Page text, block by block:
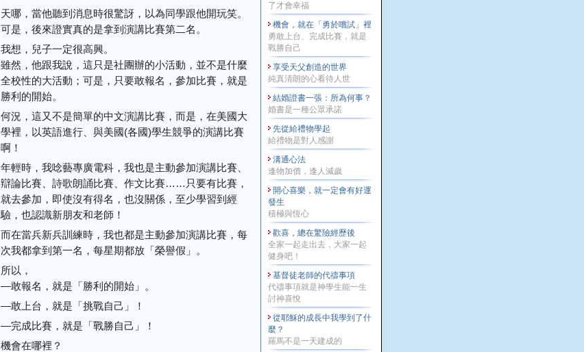
天哪，當他聽到消息時很驚訝，以為同學跟他開玩笑。
可是，後來證實真的是拿到演講比賽第二名。
我想，兒子一定很高興。
雖然，他跟我說，這只是社團辦的小活動，並不是什麼
全校性的大活動；可是，只要敢報名，參加比賽，就是
勝利的開始。
何況，這又不是簡單的中文演講比賽，而是，在美國大
學裡，以英語進行、與美國(各國)學生競爭的演講比賽
啊！
年輕時，我唸藝專廣電科，我也是主動參加演講比賽、
辯論比賽、詩歌朗誦比賽、作文比賽……只要有比賽，
就去參加，即使沒有得名，也沒關係，至少學習到經
驗，也認識新朋友和老師！
而在當兵新兵訓練時，我也都是主動參加演講比賽，每
次我都拿到第一名，每星期都放「榮譽假」。
所以，
—敢報名，就是「勝利的開始」。
—敢上台，就是「挑戰自己」！
—完成比賽，就是「戰勝自己」！
機會在哪裡？
了才會幸福
機會，就在「勇於嚐試」裡
勇敢上台、完成比賽，就是
戰勝自己
享受天父創造的世界
純真清朗的心看待人世
結婚證書一張：所為何事？
婚書是一種公眾承諾
先從給禮物學起
給禮物是對人感謝
溝通心法
逢物加價，逢人減歲
開心喜樂，就一定會有好運
發生
積極與恆心
歡喜，總在驚險經歷後
全家一起走出去，大家一起
健身吧！
基督徒老師的代禱事項
代禱事項就是神學生能一生
討神喜悅
從耶穌的成長中我學到了什
麼？
羅馬不是一天建成的